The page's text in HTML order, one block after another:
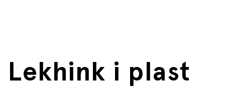
Lekhink i plast